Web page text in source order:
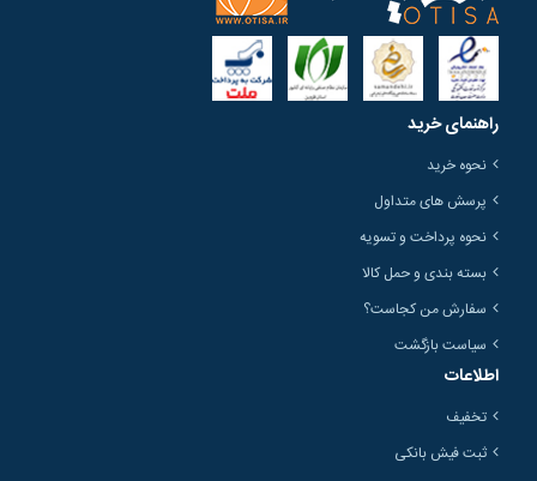
راهنمای خرید
نحوه خرید
پرسش های متداول
نحوه پرداخت و تسویه
بسته بندی و حمل کالا
سفارش من کجاست؟
سیاست بازگشت
اطلاعات
تخفیف
ثبت فیش بانکی